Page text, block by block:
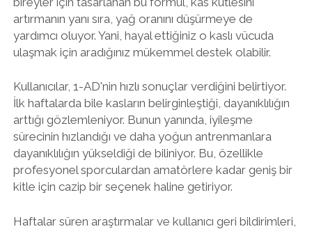
artırmanın yanı sıra, yağ oranını düşürmeye de
yardımcı oluyor. Yani, hayal ettiğiniz o kaslı vücuda
ulaşmak için aradığınız mükemmel destek olabilir.
Kullanıcılar, 1-AD'nin hızlı sonuçlar verdiğini belirtiyor.
İlk haftalarda bile kasların belirginleştiği, dayanıklılığın
arttığı gözlemleniyor. Bunun yanında, iyileşme
sürecinin hızlandığı ve daha yoğun antrenmanlara
dayanıklılığın yükseldiği de biliniyor. Bu, özellikle
profesyonel sporculardan amatörlere kadar geniş bir
kitle için cazip bir seçenek haline getiriyor.
Haftalar süren araştırmalar ve kullanıcı geri bildirimleri,